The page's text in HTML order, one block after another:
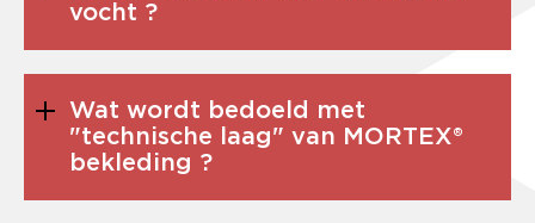
vocht ?
Wat wordt bedoeld met
"technische laag" van MORTEX®
bekleding ?